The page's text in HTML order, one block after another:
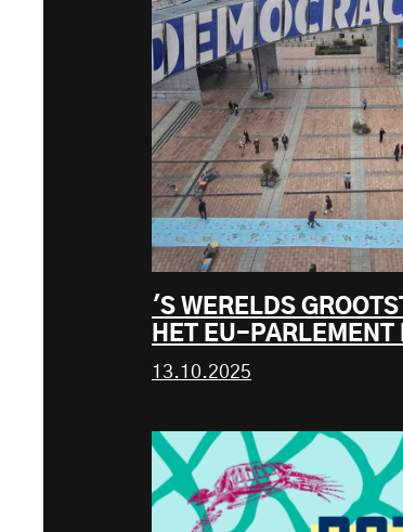
'S WERELDS
HET EU-PARLEMENT
13.10.2025